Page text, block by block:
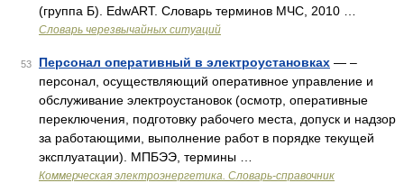
(группа Б). EdwART. Словарь терминов МЧС, 2010 …
Словарь черезвычайных ситуаций
53 Персонал оперативный в электроустановках — –
персонал, осуществляющий оперативное управление и
обслуживание электроустановок (осмотр, оперативные
переключения, подготовку рабочего места, допуск и надзор
за работающими, выполнение работ в порядке текущей
эксплуатации). МПБЭЭ, термины …
Коммерческая электроэнергетика. Словарь-справочник